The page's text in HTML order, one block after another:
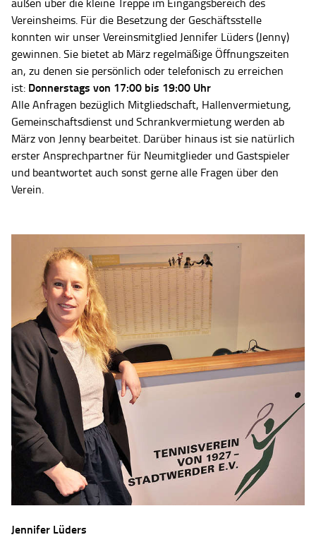
außen über die kleine Treppe im Eingangsbereich des
Vereinsheims. Für die Besetzung der Geschäftsstelle
konnten wir unser Vereinsmitglied Jennifer Lüders (Jenny)
gewinnen. Sie bietet ab März regelmäßige Öffnungszeiten
an, zu denen sie persönlich oder telefonisch zu erreichen
ist: Donnerstags von 17:00 bis 19:00 Uhr
Alle Anfragen bezüglich Mitgliedschaft, Hallenvermietung,
Gemeinschaftsdienst und Schrankvermietung werden ab
März von Jenny bearbeitet. Darüber hinaus ist sie natürlich
erster Ansprechpartner für Neumitglieder und Gastspieler
und beantwortet auch sonst gerne alle Fragen über den
Verein.
Jennifer Lüders